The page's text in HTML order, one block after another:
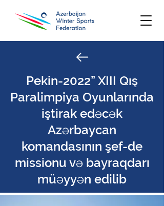
Pekin-2022” XIII Qış
Paralimpiya Oyunlarında
iştirak edəcək
Azərbaycan
komandasının şef-de
missionu və bayraqdarı
müəyyən edilib